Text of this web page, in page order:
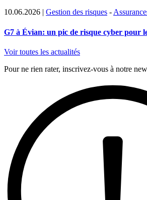
10.06.2026 | Gestion des risques -
G7 à Évian: un pic de risque cyber pour
Voir toutes les actualités
Pour ne rien rater, inscrivez-vous à notre